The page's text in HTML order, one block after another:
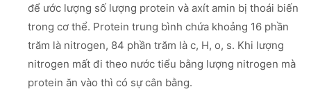
để ước lượng số lượng protein và axít amin bị thoái biến
trong cơ thể. Protein trung bình chứa khoảng 16 phần
trăm là nitrogen, 84 phần trăm là c, H, o, s. Khi lượng
nitrogen mất đi theo nước tiểu bằng lượng nitrogen mà
protein ăn vào thì có sự cân bằng.